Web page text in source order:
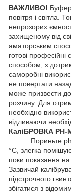
ВАЖЛИВО!
повітря і світла.
непрозорих
захищеному від
аматорським
готові
способом, з
саморобні
не повертати
може призвести
розчину. Для
необхідно
відливаючи
КаліБРОВКА
Пориньте ph
°C, злегка
поки показання на
Зазвичай
підстрочного
збігатися з